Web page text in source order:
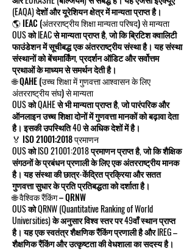
(EAQA) देशों और यूरेशियन क्षेत्र में मान्यता प्राप्त है।
🌎 IEAC (अंतरराष्ट्रीय शिक्षा मान्यता परिषद) से मान्यता
OUS को IEAC से मान्यता प्राप्त है, जो कि ब्रिटिश क्वालिटी
फाउंडेशन में सूचीबद्ध एक अंतरराष्ट्रीय संस्था है। यह संस्था
संस्थानों को बेंचमार्किंग, प्रदर्शन ऑडिट और सर्वोत्तम
प्रथाओं के माध्यम से समर्थन देती है।
🌐 QAHE (उच्च शिक्षा में गुणवत्ता आश्वासन के लिए
अंतरराष्ट्रीय संघ) से मान्यता
OUS को QAHE से भी मान्यता प्राप्त है, जो पारंपरिक और
ऑनलाइन उच्च शिक्षा दोनों में गुणवत्ता मानकों को बढ़ावा देता
है। इसकी उपस्थिति 40 से अधिक देशों में है।
🏅 ISO 21001:2018 प्रमाणन
OUS को ISO 21001:2018 प्रमाणन प्राप्त है, जो कि शैक्षिक
संगठनों के प्रबंधन प्रणाली के लिए एक अंतरराष्ट्रीय मानक
है। यह संस्था की छात्र-केंद्रित प्रक्रिया और सतत
गुणवत्ता सुधार के प्रति प्रतिबद्धता को दर्शाता है।
🌐 वैश्विक रैंकिंग – QRNW
OUS को QRNW (Quantitative Ranking of World
Universities) के अनुसार विश्व स्तर पर 49वाँ स्थान प्राप्त
है। यह एक स्वतंत्र शैक्षणिक रैंकिंग प्रणाली है और IREG –
शैक्षणिक रैंकिंग और उत्कृष्टता की वेधशाला का सदस्य है।